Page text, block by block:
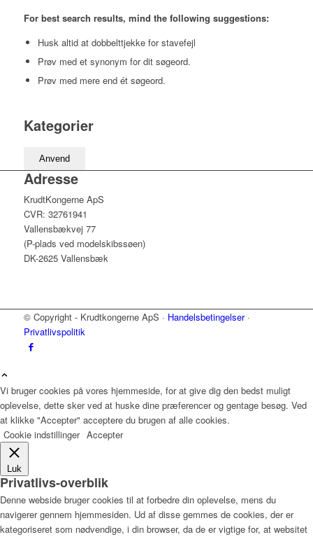
For best search results, mind the following suggestions:
Husk altid at dobbelttjekke for stavefejl
Prøv med et synonym for dit søgeord.
Prøv med mere end ét søgeord.
Kategorier
Anvend
Adresse
KrudtKongerne ApS
CVR: 32761941
Vallensbækvej 77
(P-plads ved modelskibssøen)
DK-2625 Vallensbæk
© Copyright - Krudtkongerne ApS · Handelsbetingelser·
Privatlivspolitik
Vi bruger cookies på vores hjemmeside, for at give dig den bedst muligt
oplevelse, dette sker ved at huske dine præferencer og gentage besøg. Ved
at klikke "Accepter" acceptere du brugen af alle cookies.
Cookie indstillinger Accepter
Luk
Privatlivs-overblik
Denne webside bruger cookies til at forbedre din oplevelse, mens du
navigerer gennem hjemmesiden. Ud af disse gemmes de cookies, der er
kategoriseret som nødvendige, i din browser, da de er vigtige for, at websitet